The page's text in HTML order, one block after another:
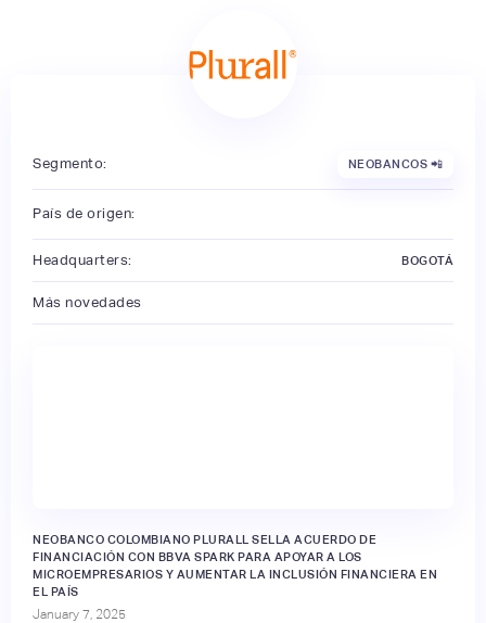
Segmento: NEOBANCOS 📲
País de origen:
Headquarters: BOGOTÁ
Más novedades
NEOBANCO COLOMBIANO PLURALL SELLA ACUERDO DE
FINANCIACIÓN CON BBVA SPARK PARA APOYAR A LOS
MICROEMPRESARIOS Y AUMENTAR LA INCLUSIÓN FINANCIERA EN
EL PAÍS
January 7, 2025